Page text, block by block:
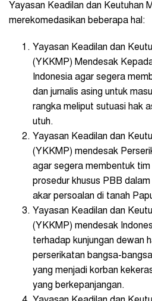
Yayasan Keadilan dan Keutuhan
merekomedasikan beberapa hal:
Yayasan Keadilan dan
(YKKMP) Mendesak
Indonesia agar segera
dan jurnalis asing untuk
rangka meliput sutuasi hak
utuh.
Yayasan Keadilan dan
(YKKMP) mendesak
agar segera membentuk
prosedur khusus PBB
akar persoalan di tanah
Yayasan Keadilan dan
(YKKMP) mendesak
terhadap kunjungan dewan
perserikatan bangsa-
yang menjadi korban
yang berkepanjangan.